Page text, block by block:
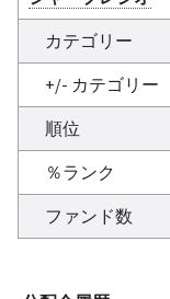
カテゴリー
+/- カテゴリー
順位
％ランク
ファンド数